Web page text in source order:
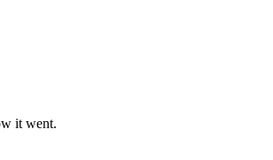
it went.